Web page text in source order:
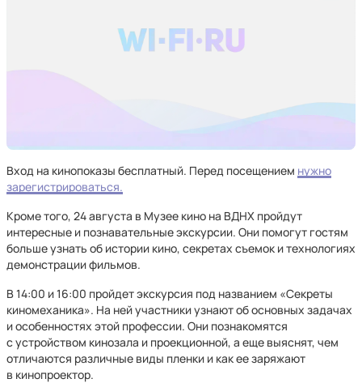
Вход на кинопоказы бесплатный. Перед посещением нужно
зарегистрироваться.
Кроме того, 24 августа в Музее кино на ВДНХ пройдут
интересные и познавательные экскурсии. Они помогут гостям
больше узнать об истории кино, секретах съемок и технологиях
демонстрации фильмов.
В 14:00 и 16:00 пройдет экскурсия под названием «Секреты
киномеханика». На ней участники узнают об основных задачах
и особенностях этой профессии. Они познакомятся
с устройством кинозала и проекционной, а еще выяснят, чем
отличаются различные виды пленки и как ее заряжают
в кинопроектор.